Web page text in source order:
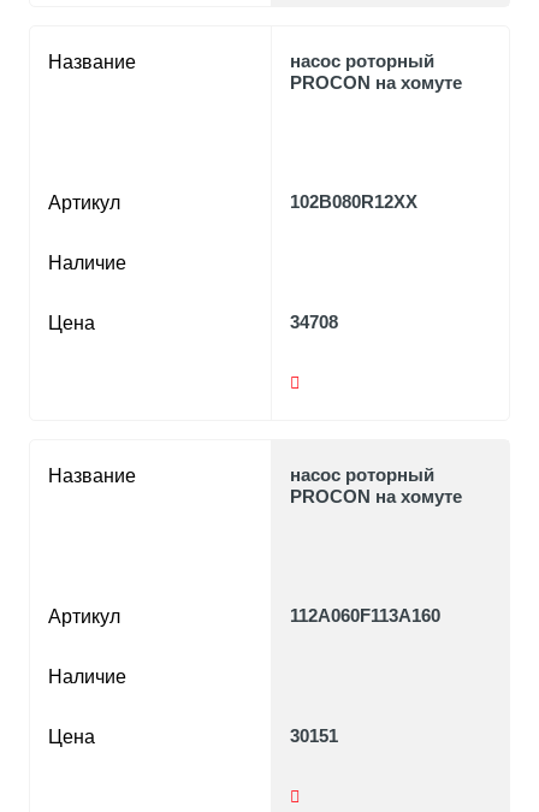
Название
Артикул
Наличие
Цена
насос роторный
PROCON на хомуте
102B080R12XX
34708
Название
Артикул
Наличие
Цена
насос роторный
PROCON на хомуте
112A060F113A160
30151